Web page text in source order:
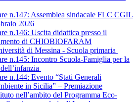
n.147: Assemblea sindacale FLC CGIL
2026
n.146: Uscita didattica presso il
di CHIOBIOFARAM
di Messina - Scuola primaria
n.145: Incontro Scuola-Famiglia per la
n.144: Evento “Stati Generali
in Sicilia” – Premiazione
nell’ambito del Programma Eco-